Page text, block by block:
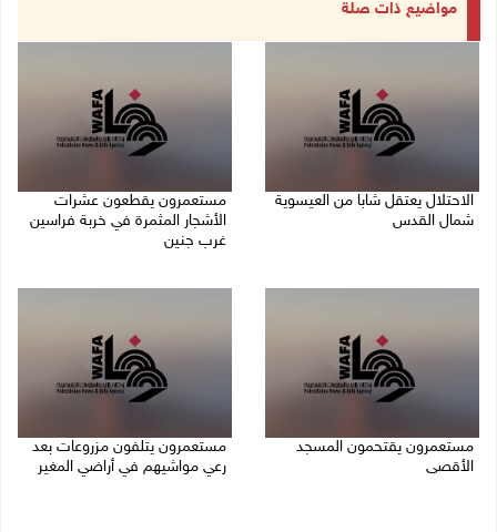
مواضيع ذات صلة
الاحتلال يعتقل شابا من العيسوية
شمال القدس
مستعمرون يقطعون عشرات
الأشجار المثمرة في خربة فراسين
غرب جنين
مستعمرون يقتحمون المسجد
الأقصى
مستعمرون يتلفون مزروعات بعد
رعي مواشيهم في أراضي المغير